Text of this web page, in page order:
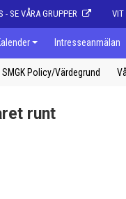
- SE VÅRA GRUPPER VIT
Intresseanmälan
SMGK Policy/Värdegrund
runt